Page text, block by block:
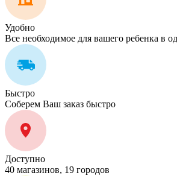
Удобно
Все необходимое для вашего ребенка в
Быстро
Соберем Ваш заказ быстро
Доступно
40 магазинов, 19 городов